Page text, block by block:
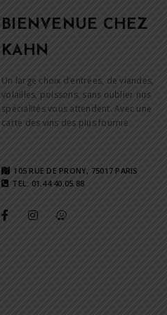
BIENVENUE CHEZ
KAHN
Un large choix d’entrées, de viandes,
volailles, poissons, sans oublier nos
spécialités vous attendent. Avec une
carte des vins des plus fournie
105 RUE DE PRONY, 75017 PARIS
TEL: 01.44.40.05.88